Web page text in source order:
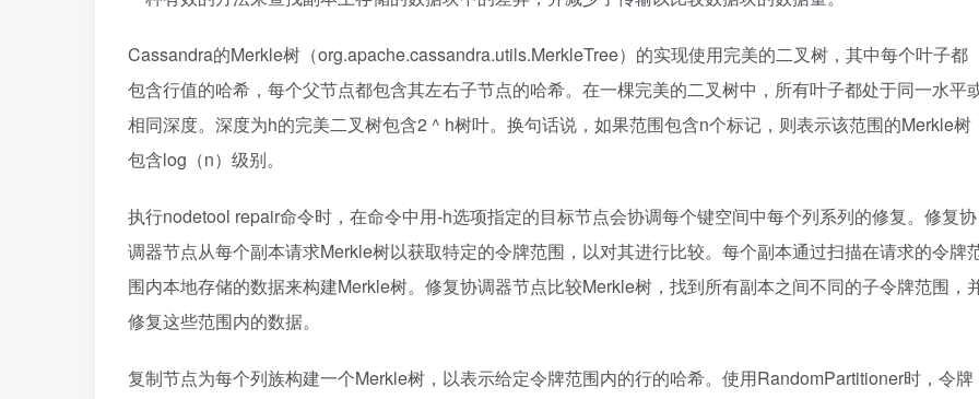
Cassandra的Merkle树（org.apache.cassandra.utils.MerkleTree）的实现使用完美的二叉树，其中每个叶子都
包含行值的哈希，每个父节点都包含其左右子节点的哈希。在一棵完美的二叉树中，所有叶子都处于同一水平
相同深度。深度为h的完美二叉树包含2 ^ h树叶。换句话说，如果范围包含n个标记，则表示该范围的Merkle树
包含log（n）级别。
执行nodetool repair命令时，在命令中用-h选项指定的目标节点会协调每个键空间中每个列系列的修复。修复协
调器节点从每个副本请求Merkle树以获取特定的令牌范围，以对其进行比较。每个副本通过扫描在请求的令牌
围内本地存储的数据来构建Merkle树。修复协调器节点比较Merkle树，找到所有副本之间不同的子令牌范围，
修复这些范围内的数据。
复制节点为每个列族构建一个Merkle树，以表示给定令牌范围内的行的哈希。使用RandomPartitioner时，令牌